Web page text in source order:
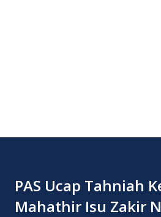
PAS Ucap Tahniah
Mahathir Isu Zakir